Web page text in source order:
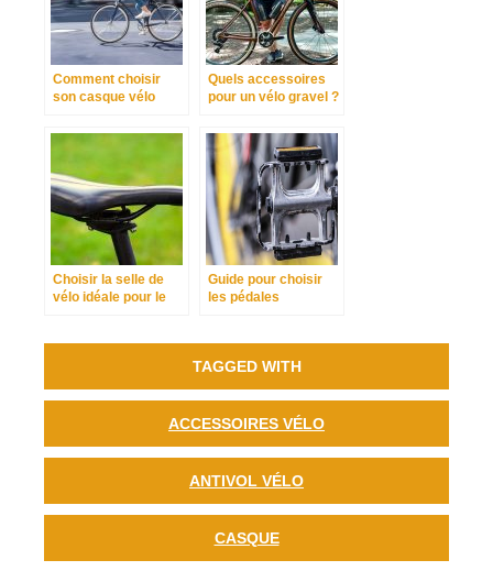
Comment choisir
son casque vélo
Quels accessoires
pour un vélo gravel ?
Choisir la selle de
vélo idéale pour le
Guide pour choisir
les pédales
TAGGED WITH
ACCESSOIRES VÉLO
ANTIVOL VÉLO
CASQUE